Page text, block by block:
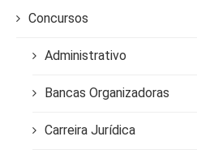
Concursos
Administrativo
Bancas Organizadoras
Carreira Jurídica